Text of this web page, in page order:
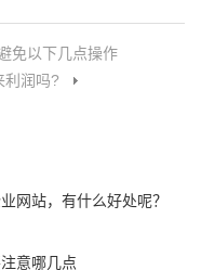
免以下几点操作
利润吗?
网站，有什么好处呢？
意哪几点